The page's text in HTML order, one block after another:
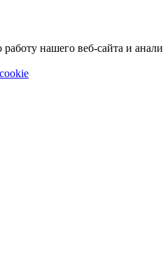
нашего веб-сайта и